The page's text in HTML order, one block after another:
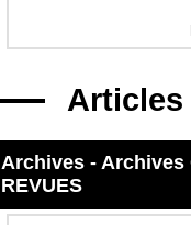
Articles
Archives- Archives
REVUES